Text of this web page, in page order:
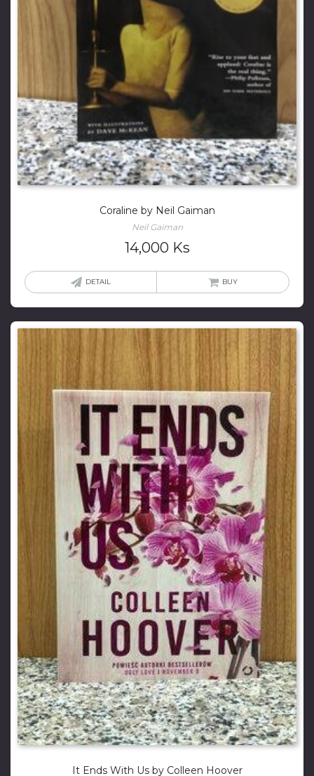
Coraline by Neil Gaiman
Neil Gaiman
14,000 Ks
DETAIL BUY
It Ends With Us by Colleen Hoover